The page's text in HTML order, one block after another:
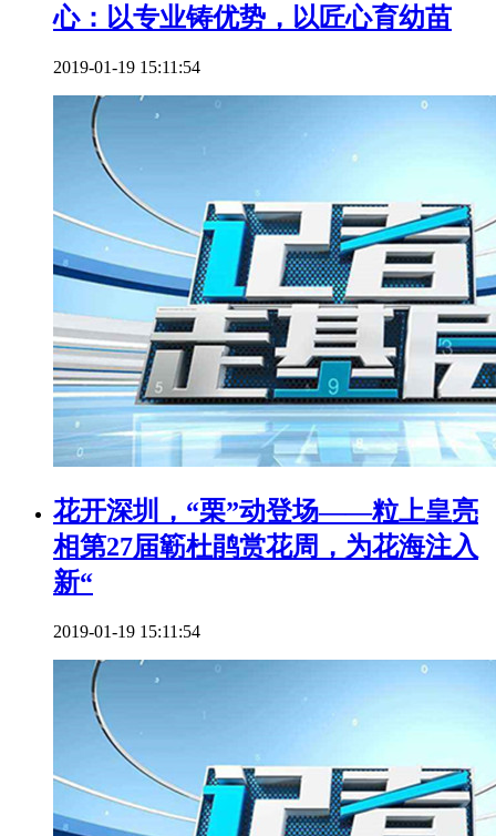
心：以专业铸优势，以匠心育幼苗
2019-01-19 15:11:54
花开深圳，“栗”动登场——粒上皇亮
相第27届簕杜鹃赏花周，为花海注入
新“
2019-01-19 15:11:54